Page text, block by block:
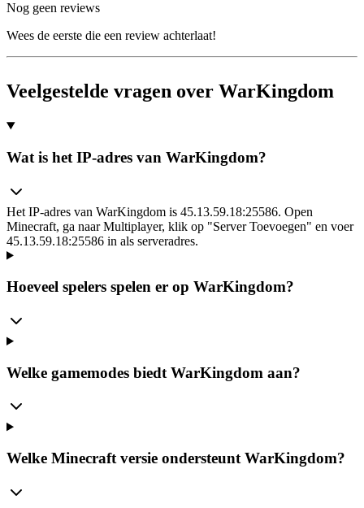
Nog geen reviews
Wees de eerste die een review achterlaat!
Veelgestelde vragen over WarKingdom
Wat is het IP-adres van WarKingdom?
Het IP-adres van WarKingdom is 45.13.59.18:25586. Open
Minecraft, ga naar Multiplayer, klik op "Server Toevoegen" en voer
45.13.59.18:25586 in als serveradres.
Hoeveel spelers spelen er op WarKingdom?
Welke gamemodes biedt WarKingdom aan?
Welke Minecraft versie ondersteunt WarKingdom?